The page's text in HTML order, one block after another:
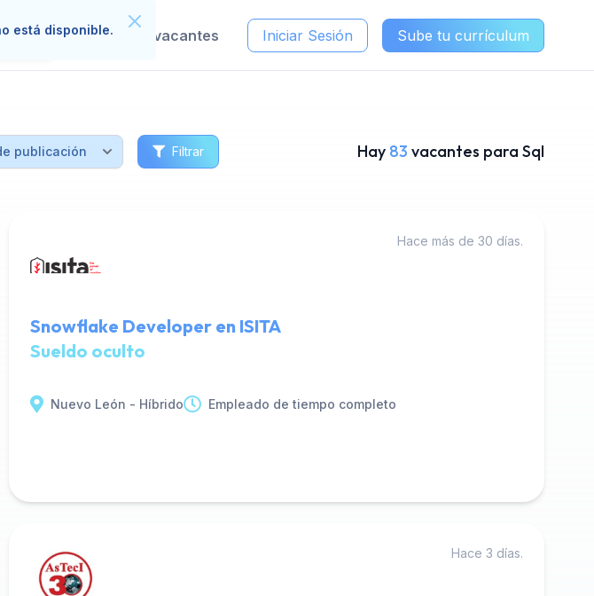
Publica tus vacantes Iniciar Sesión Sube tu currículum
Filtrar Hay 83 vacantes para Sql
Hace más de 30 días.
Snowflake Developer en ISITA
Sueldo oculto
Nuevo León - Híbrido Empleado de tiempo completo
Hace 3 días.
está disponible.